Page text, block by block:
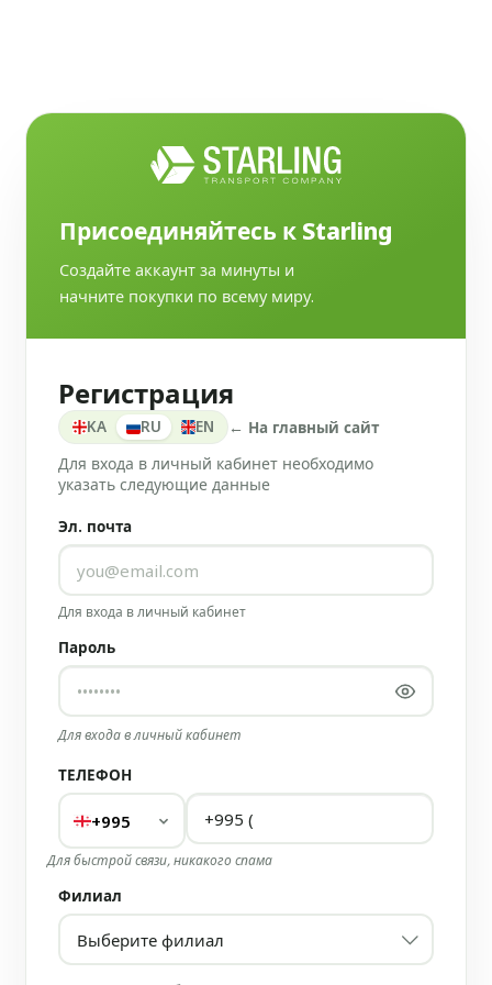
Присоединяйтесь к Starling
Создайте аккаунт за минуты и
начните покупки по всему миру.
Регистрация
KA RU EN ← На главный сайт
Для входа в личный кабинет необходимо
указать следующие данные
Эл. почта
Для входа в личный кабинет
Пароль
Для входа в личный кабинет
ТЕЛЕФОН
+995
Для быстрой связи, никакого спама
Филиал
Выберите филиал